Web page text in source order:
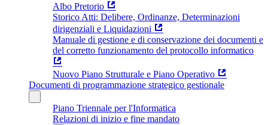
Albo Pretorio
Storico Atti: Delibere, Ordinanze, Determinazioni
dirigenziali e Liquidazioni
Manuale di gestione e di conservazione dei documenti e
del corretto funzionamento del protocollo informatico
Nuovo Piano Strutturale e Piano Operativo
Documenti di programmazione strategico gestionale
Piano Triennale per l'Informatica
Relazioni di inizio e fine mandato